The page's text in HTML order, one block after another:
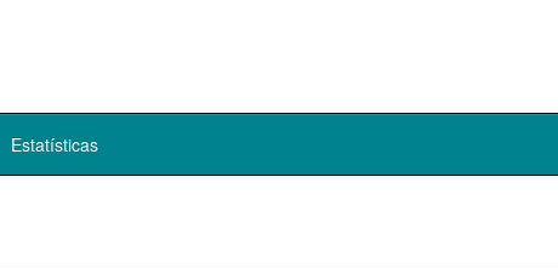
Estatísticas